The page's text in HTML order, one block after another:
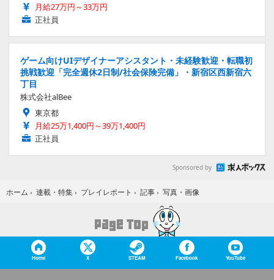
月給27万円～33万円
正社員
ゲーム向けUIデザイナーアシスタント・未経験歓迎・転職初
挑戦歓迎「完全週休2日制/社会保険完備」・新宿区西新宿六
丁目
株式会社alBee
東京都
月給25万1,400円～39万1,400円
正社員
Sponsored by
ホーム › 連載・特集 › プレイレポート › 記事 › 写真・画像
Home X STEAM Facebook YouTube